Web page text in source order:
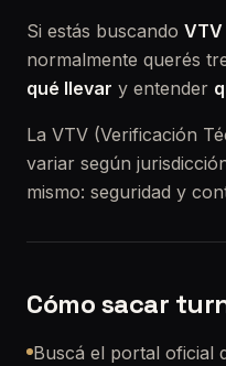
Si estás buscando VTV
normalmente querés
qué llevar y entender
La VTV (Verificación
variar según
mismo: seguridad y
Cómo sacar
Buscá el portal oficial